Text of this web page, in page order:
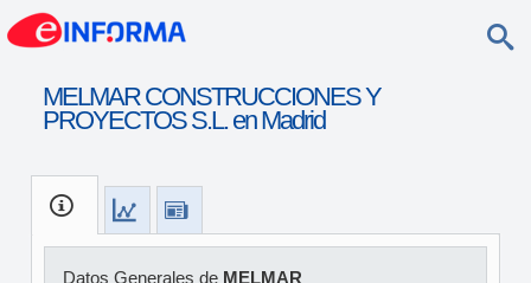
MELMAR CONSTRUCCIONES Y
PROYECTOS S.L. en Madrid
Datos Generales de MELMAR